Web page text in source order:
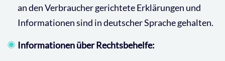
an den Verbraucher gerichtete Erklärungen und
Informationen sind in deutscher Sprache gehalten.
Informationen über Rechtsbehelfe: